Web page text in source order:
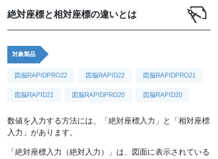
絶対座標と相対座標の違いとは
対象製品
図脳RAPIDPRO22 図脳RAPID22 図脳RAPIDPRO21
図脳RAPID21 図脳RAPIDPRO20 図脳RAPID20
数値を入力する方法には、「絶対座標入力」と「相対座標
入力」があります。
「絶対座標入力（絶対入力）」は、図面に表示されている